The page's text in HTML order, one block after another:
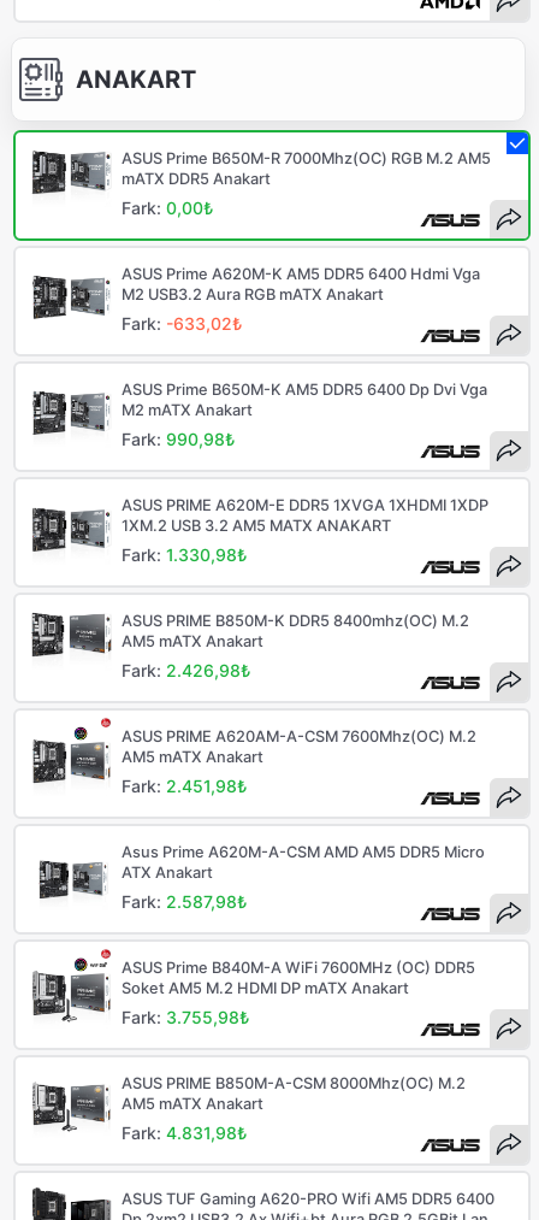
ANAKART
ASUS Prime B650M-R 7000Mhz(OC) RGB M.2 AM5
mATX DDR5 Anakart
Fark:0,00₺
ASUS Prime A620M-K AM5 DDR5 6400 Hdmi Vga
M2 USB3.2 Aura RGB mATX Anakart
Fark: -633,02₺
ASUS Prime B650M-K AM5 DDR5 6400 Dp Dvi Vga
M2 mATX Anakart
Fark: 990,98₺
ASUS PRIME A620M-E DDR5 1XVGA 1XHDMI 1XDP
1XM.2 USB 3.2 AM5 MATX ANAKART
Fark:1.330,98₺
ASUS PRIME B850M-K DDR5 8400mhz(OC) M.2
AM5 mATX Anakart
Fark: 2.426,98₺
ASUS PRIME A620AM-A-CSM 7600Mhz(OC) M.2
AM5 mATX Anakart
Fark: 2.451,98₺
Asus Prime A620M-A-CSM AMD AM5 DDR5 Micro
ATX Anakart
Fark: 2.587,98₺
ASUS Prime B840M-A WiFi 7600MHz (OC) DDR5
Soket AM5 M.2 HDMI DP mATX Anakart
Fark: 3.755,98₺
ASUS PRIME B850M-A-CSM 8000Mhz(OC) M.2
AM5 mATX Anakart
Fark:4.831,98₺
ASUS TUF Gaming A620-PRO Wifi AM5 DDR5 6400